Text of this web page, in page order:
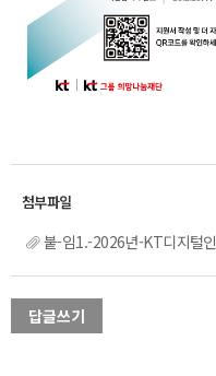
붙-임1.-2026년-KT디지털
답글쓰기